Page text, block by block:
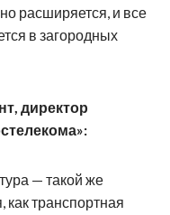
расширяется, и все
в загородных
директор
— такой же
транспортная